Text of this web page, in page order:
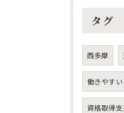
タグ
西多摩
働きやすい
資格取得支